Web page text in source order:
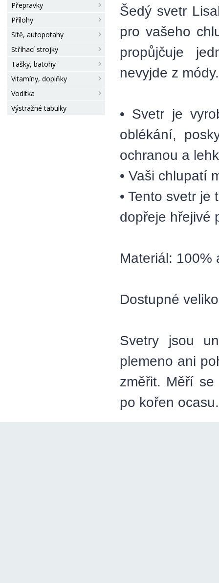
Přepravky
Přílohy
Sítě, autopotahy
Stříhací strojky
Tašky, batohy
Vitamíny, doplňky
Vodítka
Výstražné tabulky
Šedý svetr
pro vašeho
propůjčuje
nevyjde z módy.
• Svetr je
oblékání,
ochranou a
• Vaši chlupatí
• Tento svetr
dopřeje hřejivé
Materiál: 100%
Dostupné
Svetry jsou
plemeno ani
změřit. Měří
po kořen ocasu.